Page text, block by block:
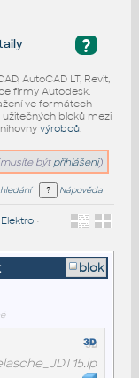
?
AutoCAD LT, Revit,
firmy Autodesk.
ve formátech
bloků mezi
výrobců.
být přihlášeni)
Nápověda
Elektro•
blok